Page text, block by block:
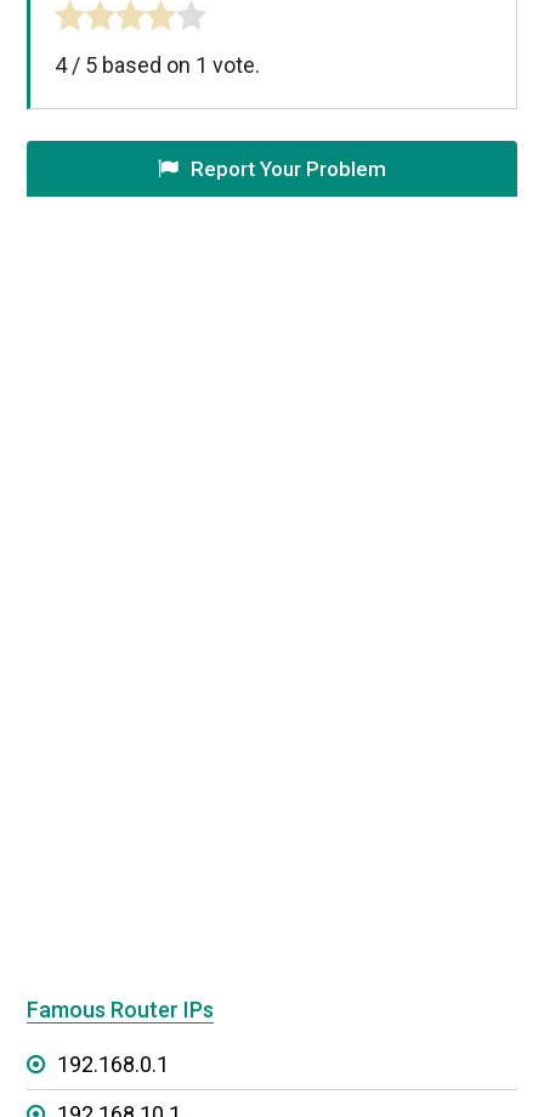
4/ 5 based on 1 vote.
Report Your Problem
Famous Router IPs
192.168.0.1